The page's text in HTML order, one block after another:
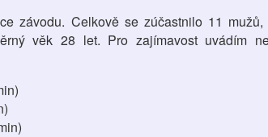
závodu. Celkově se zúčastnilo 11
věk 28 let. Pro zajímavost uvádím